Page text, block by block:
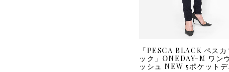
「PESCA BLACK ペスカ
ック」ONEDAY-M ワン
ッシュ NEW 5ポケットデ